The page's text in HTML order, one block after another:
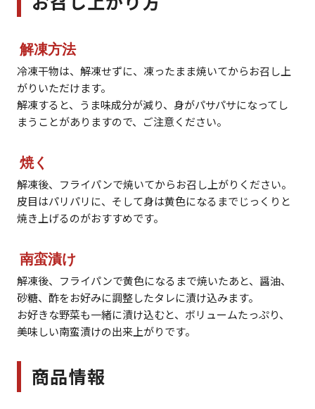
解凍方法
冷凍干物は、解凍せずに、凍ったまま焼いてからお召し上
がりいただけます。
解凍すると、うま味成分が減り、身がパサパサになってし
まうことがありますので、ご注意ください。
焼く
解凍後、フライパンで焼いてからお召し上がりください。
皮目はパリパリに、そして身は黄色になるまでじっくりと
焼き上げるのがおすすめです。
南蛮漬け
解凍後、フライパンで黄色になるまで焼いたあと、醤油、
砂糖、酢をお好みに調整したタレに漬け込みます。
お好きな野菜も一緒に漬け込むと、ボリュームたっぷり、
美味しい南蛮漬けの出来上がりです。
商品情報